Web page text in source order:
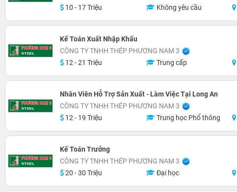
10 - 17 Triệu
Không yêu cầu
Kế Toán Xuất Nhập Khẩu
CÔNG TY TNHH THÉP PHƯƠNG NAM 3
12 - 21 Triệu
Trung cấp
Nhân Viên Hỗ Trợ Sản Xuất - Làm Việc Tại Long An
CÔNG TY TNHH THÉP PHƯƠNG NAM 3
12 - 19 Triệu
Trung học Phổ thông
Kế Toán Trưởng
CÔNG TY TNHH THÉP PHƯƠNG NAM 3
20 - 30 Triệu
Đại học